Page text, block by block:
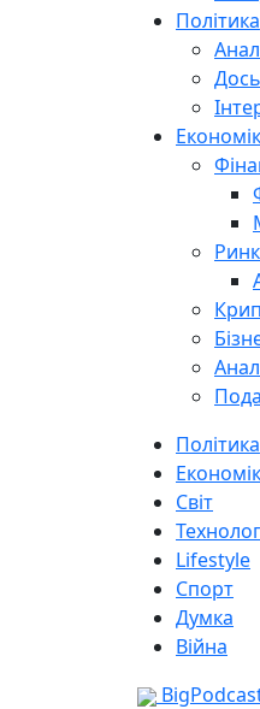
Політика
Політика
Світ
Lifestyle
Спорт
Думка
Війна